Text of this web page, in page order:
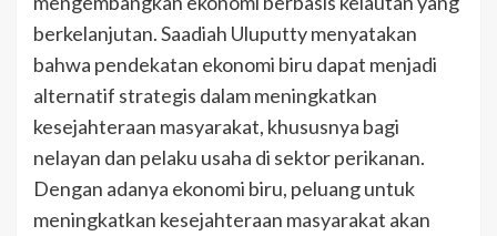
berkelanjutan. Saadiah Uluputty menyatakan
bahwa pendekatan ekonomi biru dapat menjadi
alternatif strategis dalam meningkatkan
kesejahteraan masyarakat, khususnya bagi
nelayan dan pelaku usaha di sektor perikanan.
Dengan adanya ekonomi biru, peluang untuk
meningkatkan kesejahteraan masyarakat akan